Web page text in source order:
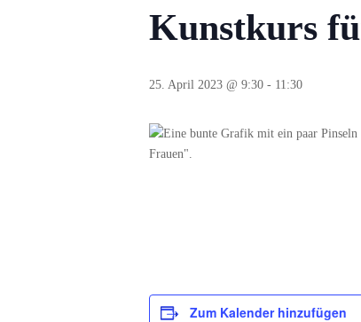
Kunstkurs
25. April 2023 @ 9:30 - 11:30
Zum Kalender hinzufügen